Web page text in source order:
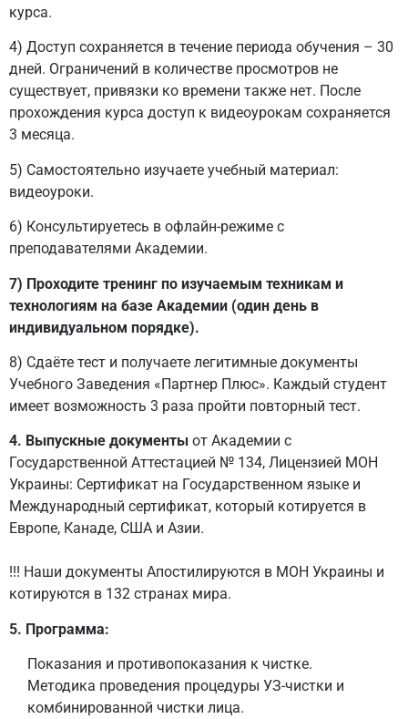
курса.
4) Доступ сохраняется в течение периода обучения – 30
дней. Ограничений в количестве просмотров не
существует, привязки ко времени также нет. После
прохождения курса доступ к видеоурокам сохраняется
3 месяца.
5) Самостоятельно изучаете учебный материал:
видеоуроки.
6) Консультируетесь в офлайн-режиме с
преподавателями Академии.
7) Проходите тренинг по изучаемым техникам и
технологиям на базе Академии (один день в
индивидуальном порядке).
8) Сдаёте тест и получаете легитимные документы
Учебного Заведения «Партнер Плюс». Каждый студент
имеет возможность 3 раза пройти повторный тест.
4. Выпускные документы от Академии с
Государственной Аттестацией № 134, Лицензией МОН
Украины: Сертификат на Государственном языке и
Международный сертификат, который котируется в
Европе, Канаде, США и Азии.
!!! Наши документы Апостилируются в МОН Украины и
котируются в 132 странах мира.
5. Программа:
Показания и противопоказания к чистке.
Методика проведения процедуры УЗ-чистки и
комбинированной чистки лица.